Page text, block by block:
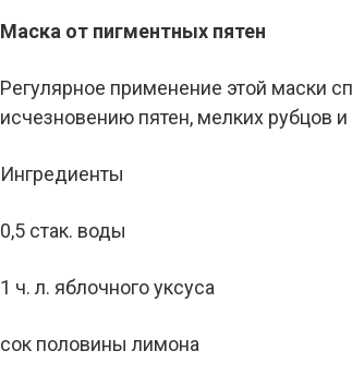
Маска от пигментных пятен
Регулярное применение этой маски
исчезновению пятен, мелких рубцов
Ингредиенты
0,5 стак. воды
1 ч. л. яблочного уксуса
сок половины лимона